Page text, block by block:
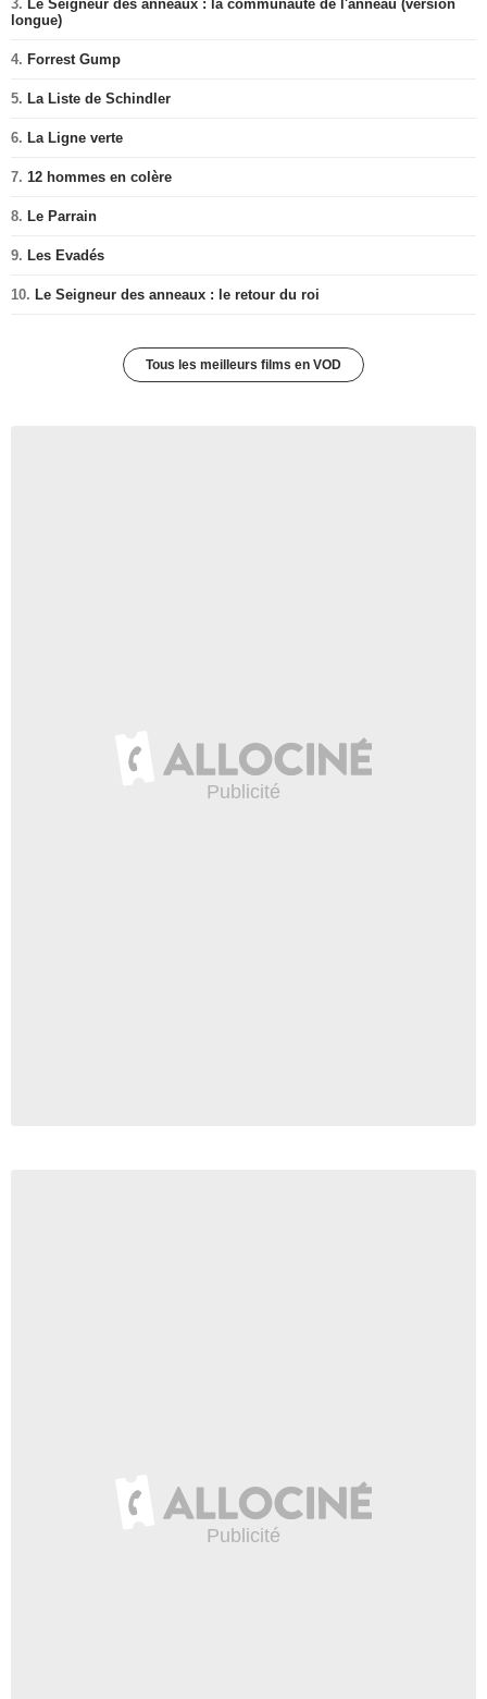
3. Le Seigneur des anneaux : la communauté de l'anneau (version
longue)
4. Forrest Gump
5. La Liste de Schindler
6. La Ligne verte
7. 12 hommes en colère
8. Le Parrain
9. Les Evadés
10. Le Seigneur des anneaux : le retour du roi
Tous les meilleurs films en VOD